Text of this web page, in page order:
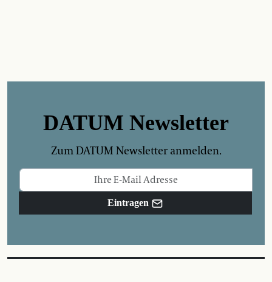
DATUM Newsletter
Zum DATUM Newsletter anmelden.
Eintragen